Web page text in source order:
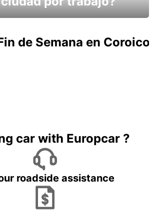
de Semana en Coroico.
car with Europcar ?
roadside assistance